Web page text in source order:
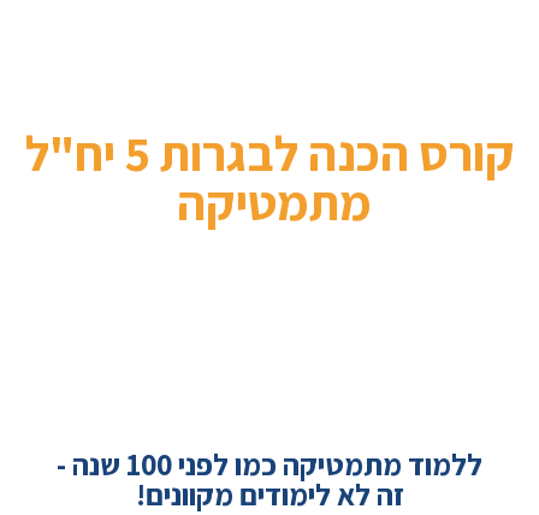
קורס הכנה לבגרות 5 יח"ל
מתמטיקה
ללמוד מתמטיקה כמו לפני 100 שנה -
זה לא לימודים מקוונים!